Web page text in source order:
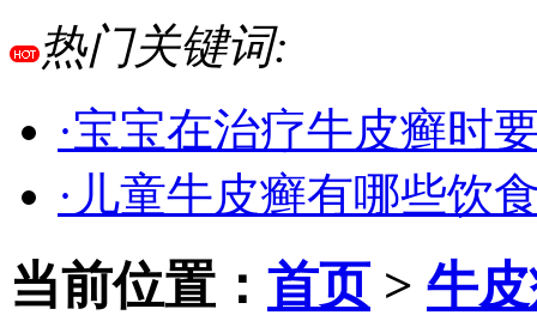
热门关键词:
·宝宝在治疗牛皮癣时
·儿童牛皮癣有哪些饮
当前位置： 首页> 牛